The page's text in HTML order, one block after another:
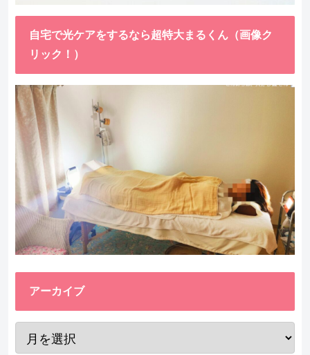
自宅で光ケアをするなら超特大まるくん（画像ク
リック！）
アーカイブ